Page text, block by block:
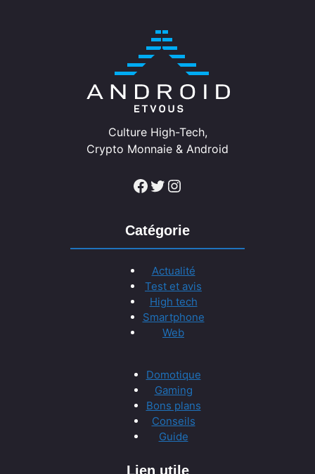
Culture High-Tech,
Crypto Monnaie & Android
Facebook Twitter Instagram
Catégorie
Actualité
Test et avis
High tech
Smartphone
Web
Domotique
Gaming
Bons plans
Conseils
Guide
Lien utile